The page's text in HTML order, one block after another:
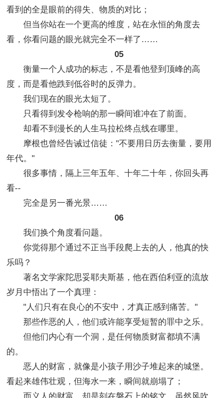
看到的全是眼前的得失、物质的对比；
但当你站在一个更高的维度，站在永恒的角度去
看，你看问题的眼光就完全不一样了……
05
衡量一个人成功的标志，不是看他登到顶峰的高
度，而是看他跌到低谷时的反弹力。
我们现在的眼光太短了。
只看得到发令枪响的那一瞬间谁冲在了前面。
却看不到漫长的人生马拉松终点线在哪里。
摩根也曾经告诫过信徒："不要用日历去衡量，要用
年代。"
很多事情，隔上三年五年、十年二十年，你回头再
看--
完全是另一番光景……
06
我们换个角度看问题。
你觉得那个通过不正当手段爬上去的人，他真的快
乐吗？
著名文学家陀思妥耶夫斯基，他在西伯利亚的流放
岁月中悟出了一个真理：
"人们只有在良心的不安中，才真正感到痛苦。"
那些作恶的人，他们或许能享受短暂的罪中之乐。
但他们内心有一个洞，是任何物质财富都填不满
的。
恶人的财富，就像是小孩子用沙子堆起来的城堡。
看起来雄伟壮观，但海水一来，瞬间就崩塌了；
而义人的财富，却是刻在磐石上的铭文，虽然风吹